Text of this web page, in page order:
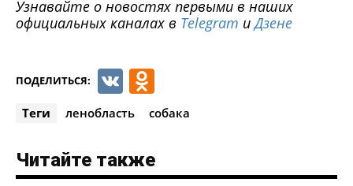
Узнавайте о новостях первыми в наших
официальных каналах в Telegram иДзене
ПОДЕЛИТЬСЯ: VK
Теги ленобласть собака
Читайте также